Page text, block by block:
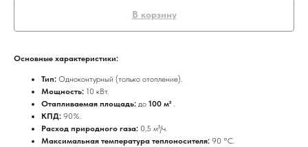
В корзину
Основные характеристики:
Тип: Одноконтурный (только отопление).
Мощность: 10 кВт.
Отапливаемая площадь: до 100 м² .
КПД: 90%.
Расход природного газа: 0,5 м³/ч.
Максимальная температура теплоносителя: 90 °C.